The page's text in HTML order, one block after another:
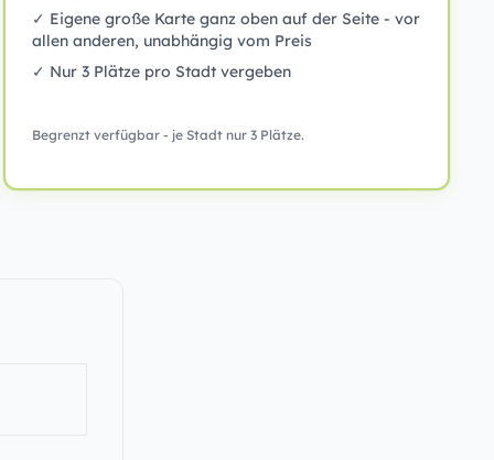
✓ Eigene große Karte ganz oben auf der Seite - vor
allen anderen, unabhängig vom Preis
✓ Nur 3 Plätze pro Stadt vergeben
Begrenzt verfügbar - je Stadt nur 3 Plätze.